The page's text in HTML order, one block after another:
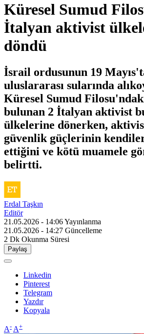
Küresel Sumud
İtalyan aktivist
döndü
İsrail ordusunun 19
uluslararası sularında
Küresel Sumud
bulunan 2 İtalyan aktivist
ülkelerine dönerken,
güvenlik güçlerinin
ettiğini ve kötü muamele
belirtti.
Erdal Taşkın
Editör
21.05.2026 - 14:06Yayınlanma
21.05.2026 - 14:27 Güncelleme
2 Dk Okunma Süresi
Paylaş
Linkedin
Pinterest
Telegram
Yazdır
Kopyala
A- A+